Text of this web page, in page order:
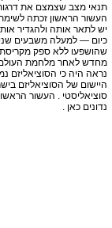
תנאי מצב שצמצם את
העשור הראשון זכתה
יש לתאר אותה ולהגדיר
כיום — למעלה משבעים
שהושפעו ללא ספק
מחדש לאחר מלחמת העולם
נראה היה כי הסוציאליזם
היישום של הסוציאליזם
סוציאליסטי . העשור
נדונים כאן .